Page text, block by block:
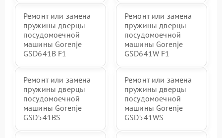
Ремонт или замена
пружины дверцы
посудомоечной
машины Gorenje
GSD641B F1
Ремонт или замена
пружины дверцы
посудомоечной
машины Gorenje
GSD641W F1
Ремонт или замена
пружины дверцы
посудомоечной
машины Gorenje
GSD541BS
Ремонт или замена
пружины дверцы
посудомоечной
машины Gorenje
GSD541WS